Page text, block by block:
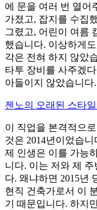
에 문을 여러 번 열어
가졌고, 잡지를 수집
그렸고, 어린이 여름
했습니다. 이상하게
각은 전혀 하지 않았
타투 장비를 사주겠
아들이지 않았습니다.
젠노의 오래된 스타
이 직업을 본격적으
것은 2014년이었습
제 인생은 이를 가능
니다. 이는 저와 제
다. 왜냐하면 2015년
현직 건축가로서 이
기 때문입니다. 하지